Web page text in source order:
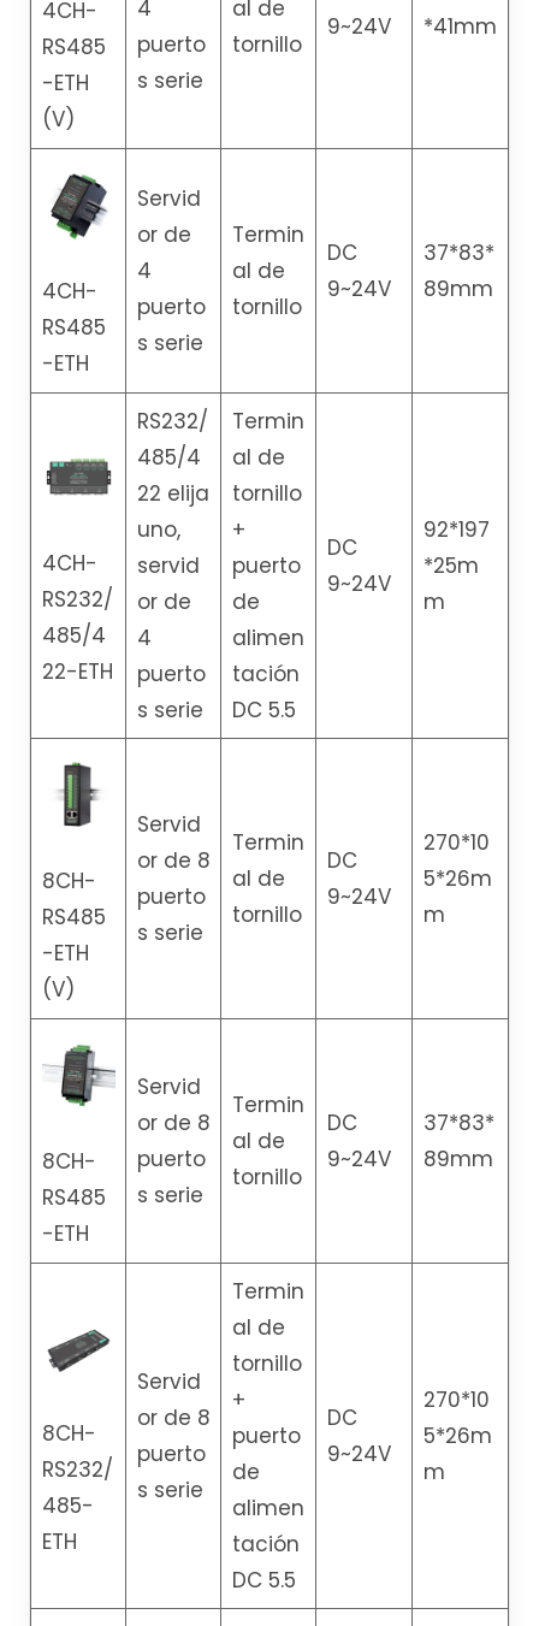
4CH-
RS485
-ETH
(V)
4
puerto
s serie
al de
tornillo
9~24V
*41mm
4CH-
RS485
-ETH
Servid
or de
4
puerto
s serie
Termin
al de
tornillo
DC
9~24V
37*83*
89mm
4CH-
RS232/
485/4
22-ETH
RS232/
485/4
22 elija
uno,
servid
or de
4
puerto
s serie
Termin
al de
tornillo
+
puerto
de
alimen
tación
DC 5.5
DC
9~24V
92*197
*25m
m
8CH-
RS485
-ETH
(V)
Servid
or de 8
puerto
s serie
Termin
al de
tornillo
DC
9~24V
270*10
5*26m
m
8CH-
RS485
-ETH
Servid
or de 8
puerto
s serie
Termin
al de
tornillo
DC
9~24V
37*83*
89mm
8CH-
RS232/
485-
ETH
Servid
or de 8
puerto
s serie
Termin
al de
tornillo
+
puerto
de
alimen
tación
DC 5.5
DC
9~24V
270*10
5*26m
m